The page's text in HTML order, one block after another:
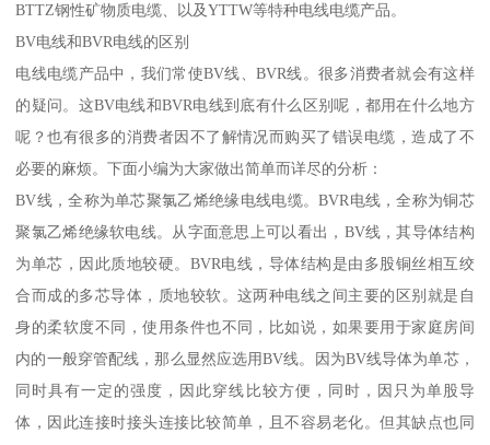
BTTZ钢性矿物质电缆、以及YTTW等特种电线电缆产品。
BV电线和BVR电线的区别
电线电缆产品中，我们常使BV线、BVR线。很多消费者就会有这样
的疑问。这BV电线和BVR电线到底有什么区别呢，都用在什么地方
呢？也有很多的消费者因不了解情况而购买了错误电缆，造成了不
必要的麻烦。下面小编为大家做出简单而详尽的分析：
BV线，全称为单芯聚氯乙烯绝缘电线电缆。BVR电线，全称为铜芯
聚氯乙烯绝缘软电线。从字面意思上可以看出，BV线，其导体结构
为单芯，因此质地较硬。BVR电线，导体结构是由多股铜丝相互绞
合而成的多芯导体，质地较软。这两种电线之间主要的区别就是自
身的柔软度不同，使用条件也不同，比如说，如果要用于家庭房间
内的一般穿管配线，那么显然应选用BV线。因为BV线导体为单芯，
同时具有一定的强度，因此穿线比较方便，同时，因只为单股导
体，因此连接时接头连接比较简单，且不容易老化。但其缺点也同